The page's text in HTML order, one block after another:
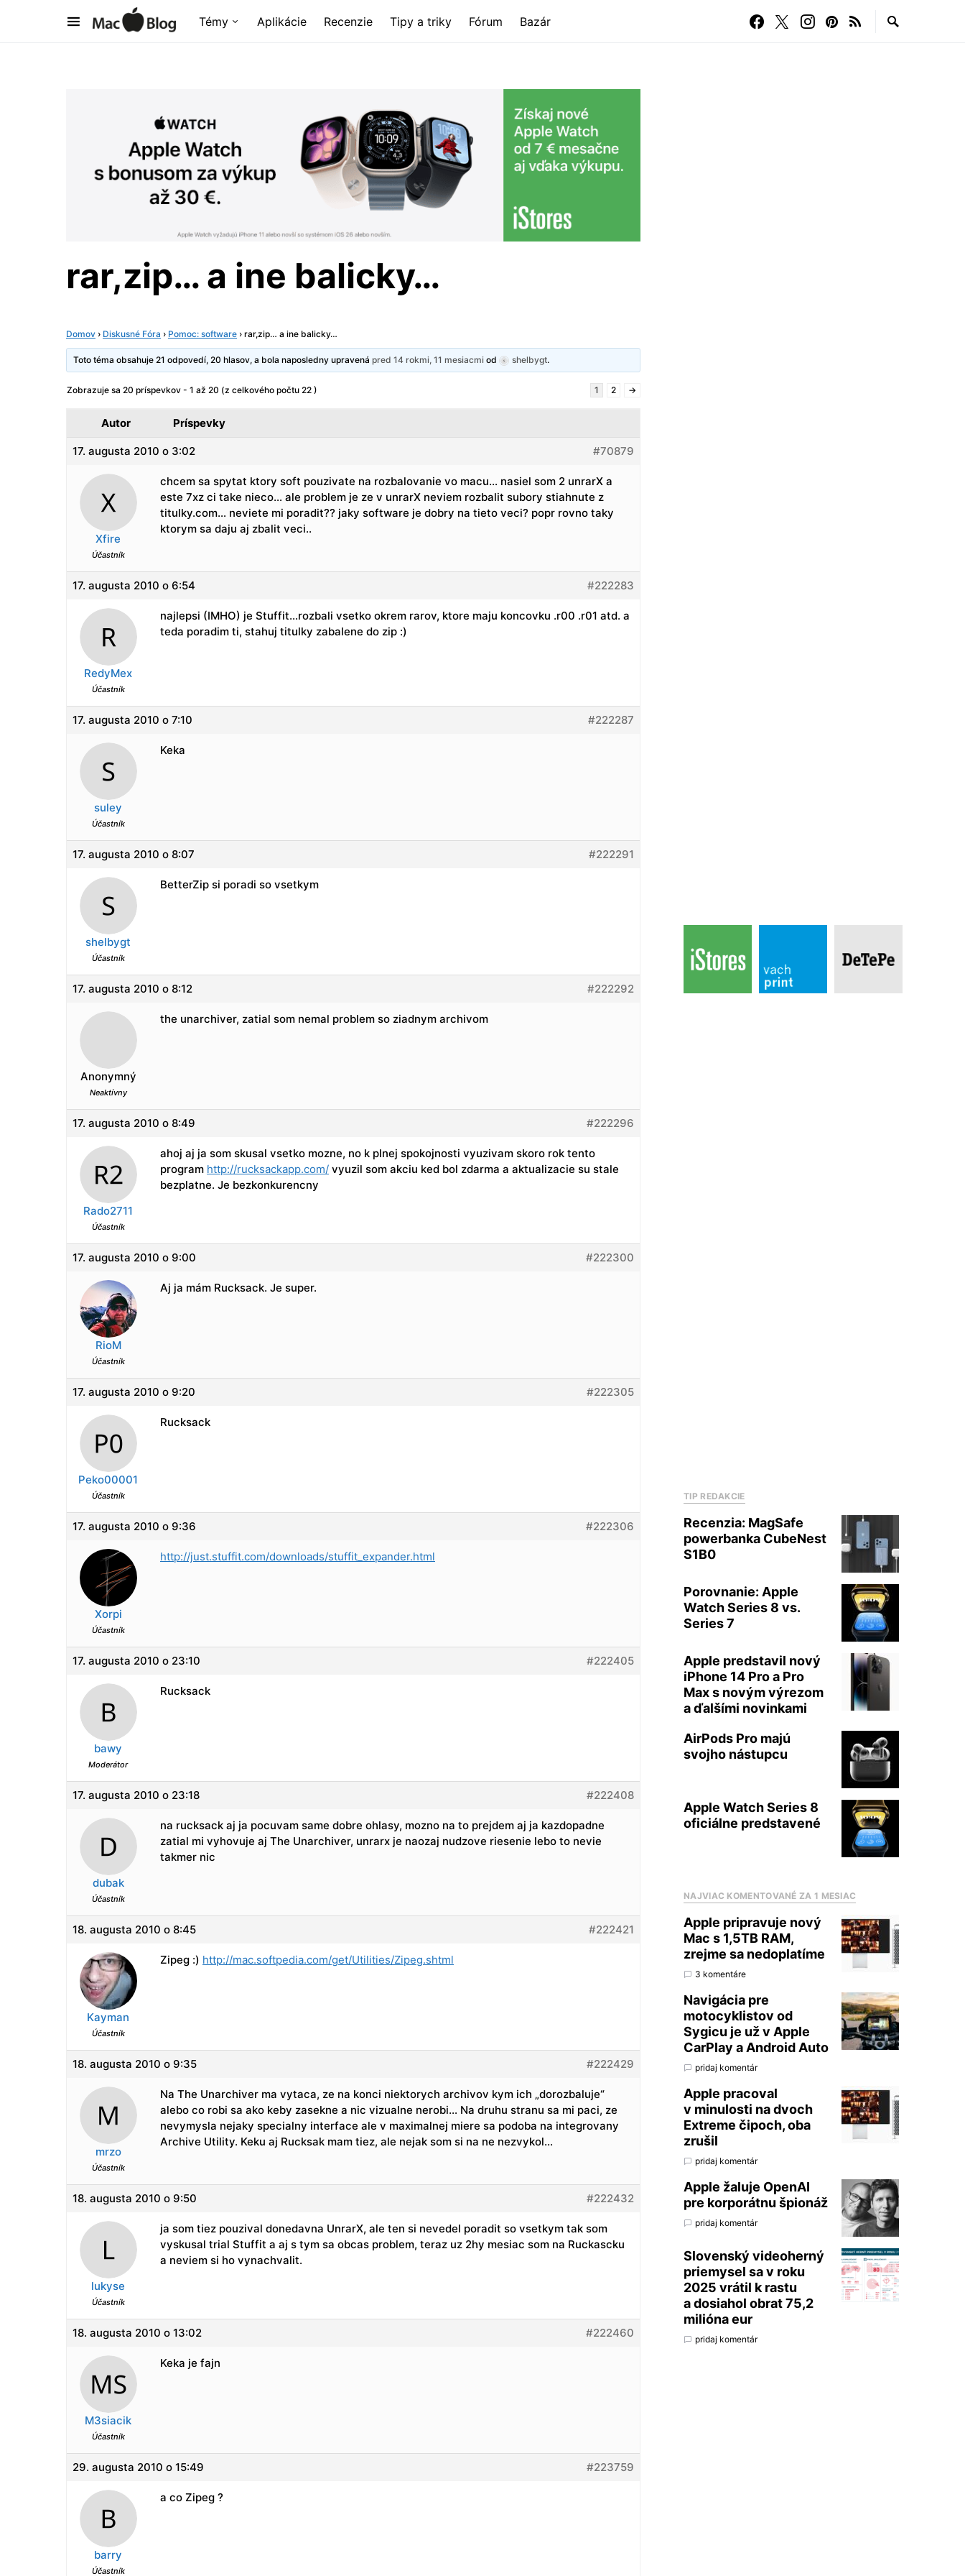
Témy Aplikácie Recenzie Tipy a triky Fórum Bazár
rar,zip… a ine balicky…
Domov › Diskusné Fóra › Pomoc: software › rar,zip… a ine balicky…
Toto téma obsahuje 21 odpovedí, 20 hlasov, a bola naposledny upravenápred 14 rokmi, 11 mesiacmi od shelbygt.
Zobrazuje sa 20 príspevkov - 1 až 20 (z celkového počtu 22 ) 1 2 →
Autor Príspevky
17. augusta 2010 o 3:02 #70879
Xfire
Účastník
chcem sa spytat ktory soft pouzivate na rozbalovanie vo macu… nasiel som 2 unrarX a
este 7xz ci take nieco… ale problem je ze v unrarX neviem rozbalit subory stiahnute z
titulky.com… neviete mi poradit?? jaky software je dobry na tieto veci? popr rovno taky
ktorym sa daju aj zbalit veci..
17. augusta 2010 o 6:54 #222283
RedyMex
Účastník
najlepsi (IMHO) je Stuffit…rozbali vsetko okrem rarov, ktore maju koncovku .r00 .r01 atd. a
teda poradim ti, stahuj titulky zabalene do zip :)
17. augusta 2010 o 7:10 #222287
suley
Účastník
Keka
17. augusta 2010 o 8:07 #222291
shelbygt
Účastník
BetterZip si poradi so vsetkym
17. augusta 2010 o 8:12 #222292
Anonymný
Neaktívny
the unarchiver, zatial som nemal problem so ziadnym archivom
17. augusta 2010 o 8:49 #222296
Rado2711
Účastník
ahoj aj ja som skusal vsetko mozne, no k plnej spokojnosti vyuzivam skoro rok tento
program http://rucksackapp.com/ vyuzil som akciu ked bol zdarma a aktualizacie su stale
bezplatne. Je bezkonkurencny
17. augusta 2010 o 9:00 #222300
RioM
Účastník
Aj ja mám Rucksack. Je super.
17. augusta 2010 o 9:20 #222305
Peko00001
Účastník
Rucksack
17. augusta 2010 o 9:36 #222306
Xorpi
Účastník
http://just.stuffit.com/downloads/stuffit_expander.html
17. augusta 2010 o 23:10 #222405
bawy
Moderátor
Rucksack
17. augusta 2010 o 23:18 #222408
dubak
Účastník
na rucksack aj ja pocuvam same dobre ohlasy, mozno na to prejdem aj ja kazdopadne
zatial mi vyhovuje aj The Unarchiver, unrarx je naozaj nudzove riesenie lebo to nevie
takmer nic
18. augusta 2010 o 8:45 #222421
Kayman
Účastník
Zipeg :) http://mac.softpedia.com/get/Utilities/Zipeg.shtml
18. augusta 2010 o 9:35 #222429
mrzo
Účastník
Na The Unarchiver ma vytaca, ze na konci niektorych archivov kym ich „dorozbaluje“
alebo co robi sa ako keby zasekne a nic vizualne nerobi… Na druhu stranu sa mi paci, ze
nevymysla nejaky specialny interface ale v maximalnej miere sa podoba na integrovany
Archive Utility. Keku aj Rucksak mam tiez, ale nejak som si na ne nezvykol…
18. augusta 2010 o 9:50 #222432
lukyse
Účastník
ja som tiez pouzival donedavna UnrarX, ale ten si nevedel poradit so vsetkym tak som
vyskusal trial Stuffit a aj s tym sa obcas problem, teraz uz 2hy mesiac som na Ruckascku
a neviem si ho vynachvalit.
18. augusta 2010 o 13:02 #222460
M3siacik
Účastník
Keka je fajn
29. augusta 2010 o 15:49 #223759
barry
Účastník
a co Zipeg ?
TIP REDAKCIE
Recenzia: MagSafe
powerbanka CubeNest
S1B0
Porovnanie: Apple
Watch Series 8 vs.
Series 7
Apple predstavil nový
iPhone 14 Pro a Pro
Max s novým výrezom
a ďalšími novinkami
AirPods Pro majú
svojho nástupcu
Apple Watch Series 8
oficiálne predstavené
NAJVIAC KOMENTOVANÉ ZA 1 MESIAC
Apple pripravuje nový
Mac s 1,5TB RAM,
zrejme sa nedoplatíme
3 komentáre
Navigácia pre
motocyklistov od
Sygicu je už v Apple
CarPlay a Android Auto
pridaj komentár
Apple pracoval
v minulosti na dvoch
Extreme čipoch, oba
zrušil
pridaj komentár
Apple žaluje OpenAI
pre korporátnu špionáž
pridaj komentár
Slovenský videoherný
priemysel sa v roku
2025 vrátil k rastu
a dosiahol obrat 75,2
milióna eur
pridaj komentár